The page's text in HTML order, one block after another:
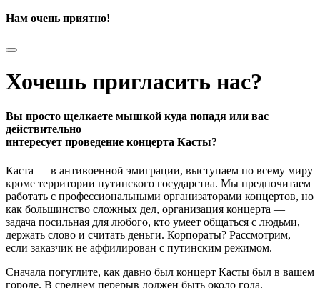
Нам очень приятно!
Хочешь пригласить нас?
Вы просто щелкаете мышкой куда попадя или вас
действительно
интересует проведение концерта Касты?
Каста — в антивоенной эмиграции, выступаем по всему миру
кроме территории путинского государства. Мы предпочитаем
работать с профессиональными организаторами концертов, но
как большинство сложных дел, организация концерта —
задача посильная для любого, кто умеет общаться с людьми,
держать слово и считать деньги. Корпораты? Рассмотрим,
если заказчик не аффилирован с путинским режимом.
Сначала погуглите, как давно был концерт Касты был в вашем
городе. В среднем перерыв должен быть около года.